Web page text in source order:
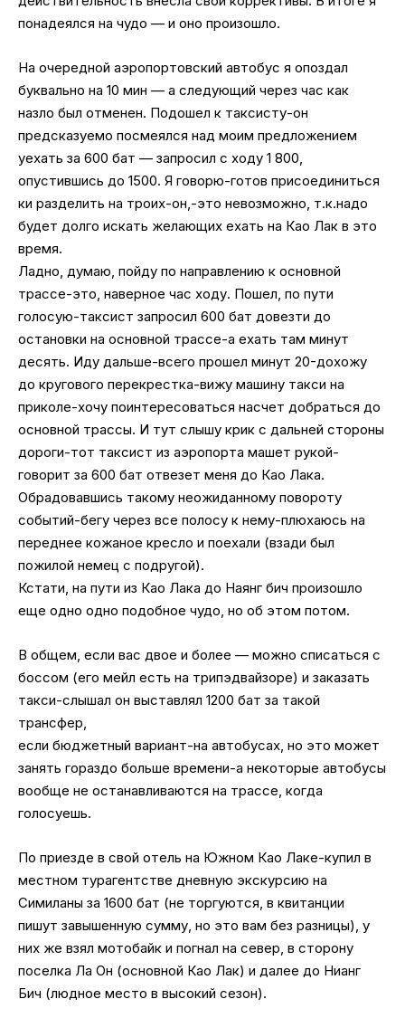
понадеялся на чудо — и оно произошло.
На очередной аэропортовский автобус я опоздал
буквально на 10 мин — а следующий через час как
назло был отменен. Подошел к таксисту-он
предсказуемо посмеялся над моим предложением
уехать за 600 бат — запросил с ходу 1 800,
опустившись до 1500. Я говорю-готов присоединиться
ки разделить на троих-он,-это невозможно, т.к.надо
будет долго искать желающих ехать на Као Лак в это
время.
Ладно, думаю, пойду по направлению к основной
трассе-это, наверное час ходу. Пошел, по пути
голосую-таксист запросил 600 бат довезти до
остановки на основной трассе-а ехать там минут
десять. Иду дальше-всего прошел минут 20-дохожу
до кругового перекрестка-вижу машину такси на
приколе-хочу поинтересоваться насчет добраться до
основной трассы. И тут слышу крик с дальней стороны
дороги-тот таксист из аэропорта машет рукой-
говорит за 600 бат отвезет меня до Као Лака.
Обрадовавшись такому неожиданному повороту
событий-бегу через все полосу к нему-плюхаюсь на
переднее кожаное кресло и поехали (взади был
пожилой немец с подругой).
Кстати, на пути из Као Лака до Наянг бич произошло
еще одно одно подобное чудо, но об этом потом.
В общем, если вас двое и более — можно списаться с
боссом (его мейл есть на трипэдвайзоре) и заказать
такси-слышал он выставлял 1200 бат за такой
трансфер,
если бюджетный вариант-на автобусах, но это может
занять гораздо больше времени-а некоторые автобусы
вообще не останавливаются на трассе, когда
голосуешь.
По приезде в свой отель на Южном Као Лаке-купил в
местном турагентстве дневную экскурсию на
Симиланы за 1600 бат (не торгуются, в квитанции
пишут завышенную сумму, но это вам без разницы), у
них же взял мотобайк и погнал на север, в сторону
поселка Ла Он (основной Као Лак) и далее до Нианг
Бич (людное место в высокий сезон).